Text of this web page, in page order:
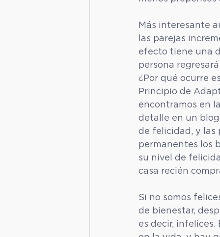
Más interesante
las parejas
efecto tiene una
persona
¿Por qué ocurre
Principio de
encontramos en
detalle en un
de felicidad, y las
permanentes los
su nivel de
casa recién
Si no somos
de bienestar,
es decir,